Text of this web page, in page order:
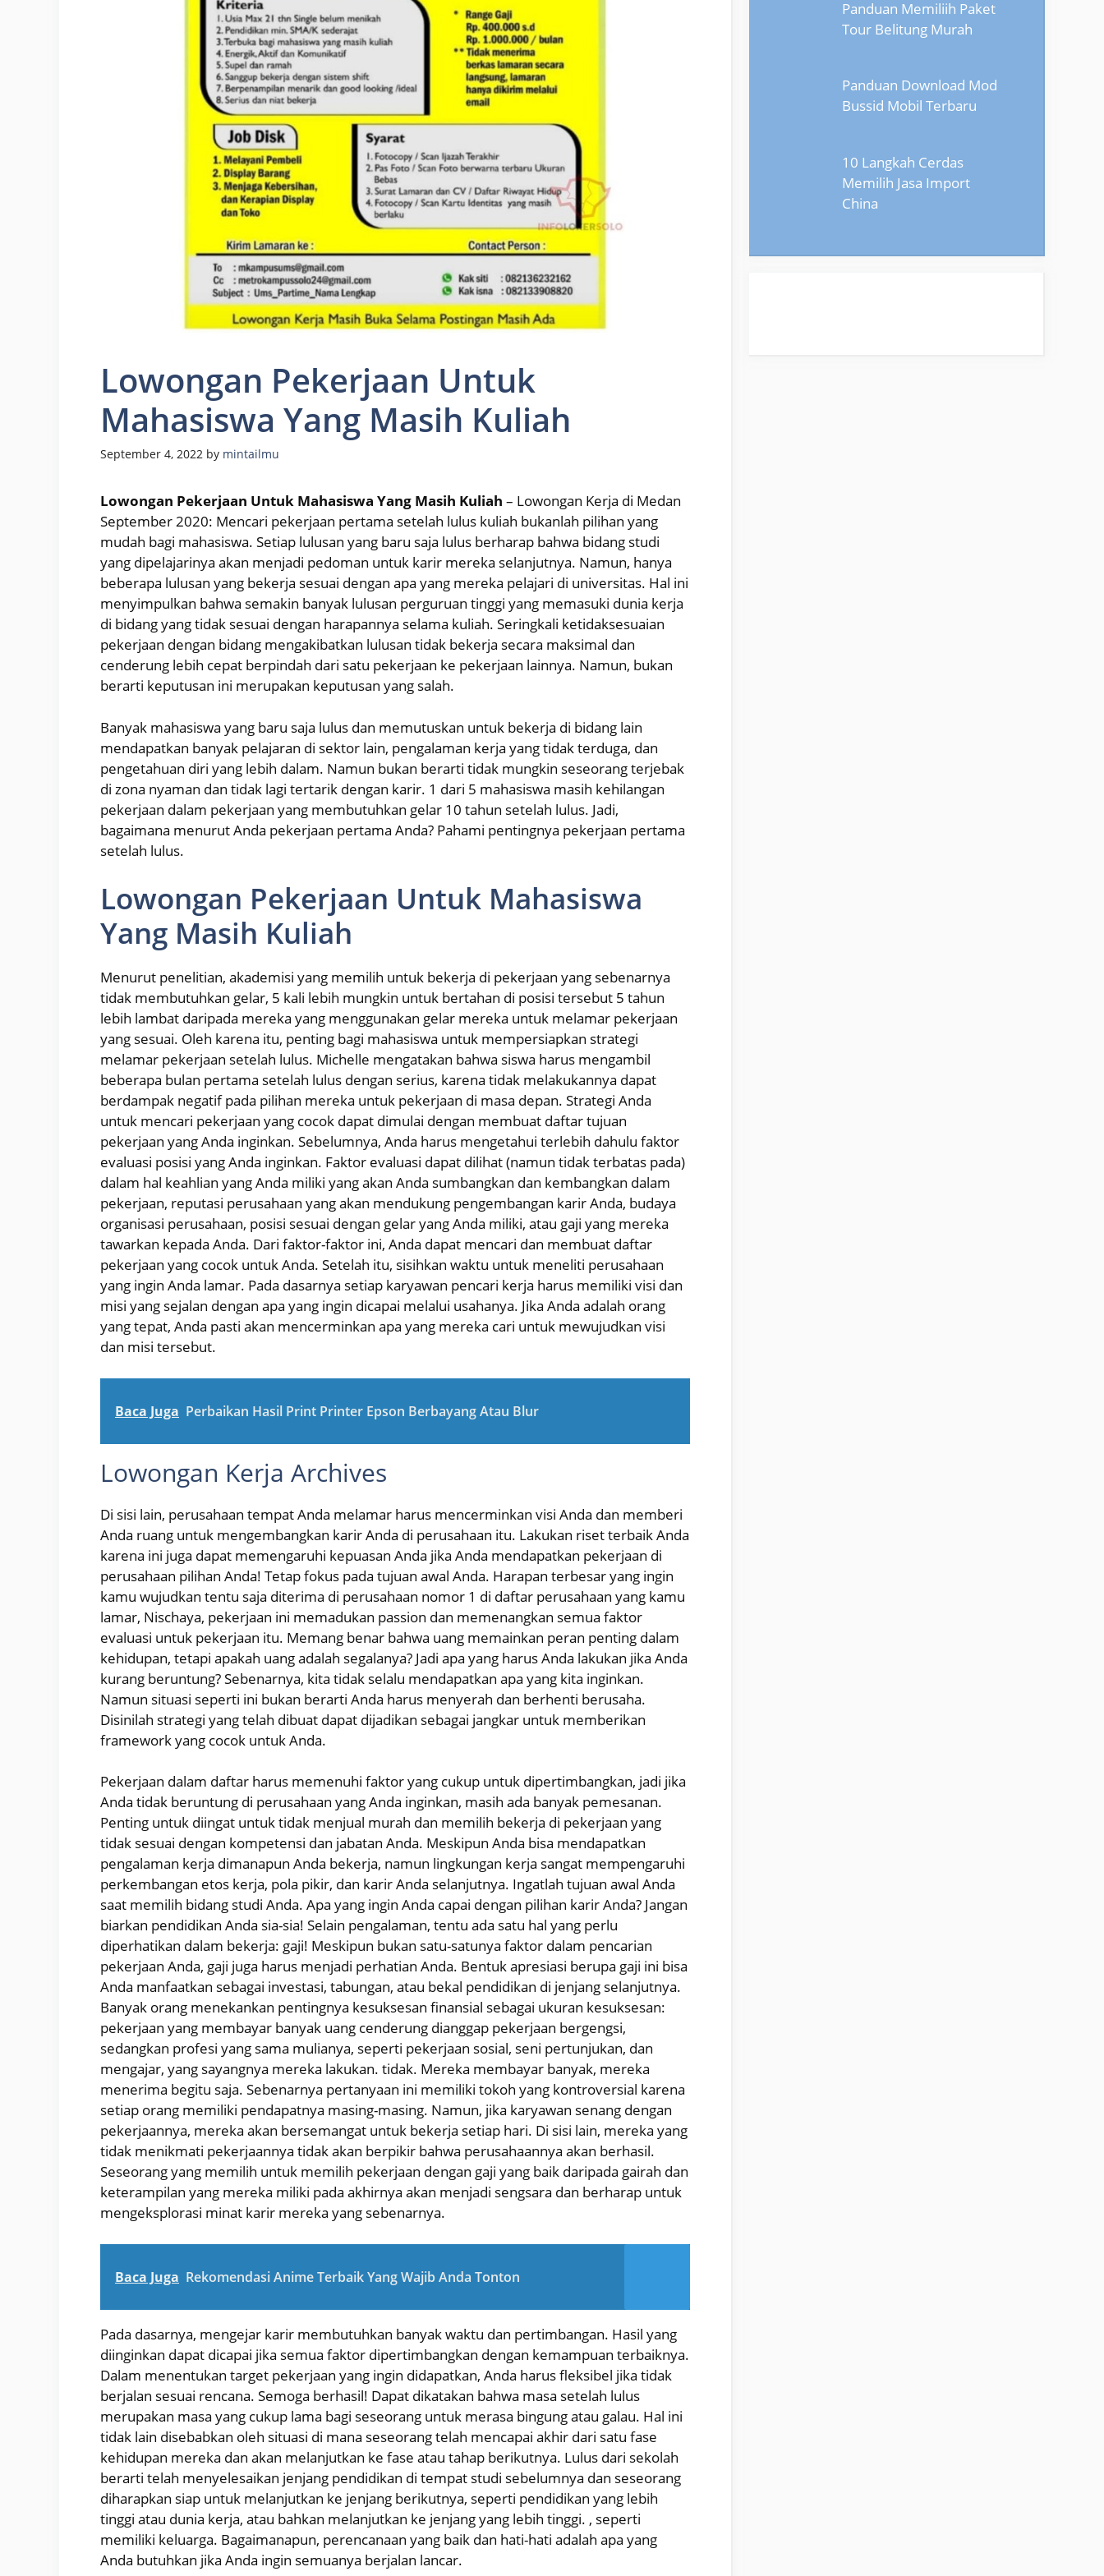
Lowongan Pekerjaan Untuk
Mahasiswa Yang Masih Kuliah
September 4, 2022 by mintailmu
Lowongan Pekerjaan Untuk Mahasiswa Yang Masih Kuliah – Lowongan Kerja di Medan
September 2020: Mencari pekerjaan pertama setelah lulus kuliah bukanlah pilihan yang
mudah bagi mahasiswa. Setiap lulusan yang baru saja lulus berharap bahwa bidang studi
yang dipelajarinya akan menjadi pedoman untuk karir mereka selanjutnya. Namun, hanya
beberapa lulusan yang bekerja sesuai dengan apa yang mereka pelajari di universitas. Hal ini
menyimpulkan bahwa semakin banyak lulusan perguruan tinggi yang memasuki dunia kerja
di bidang yang tidak sesuai dengan harapannya selama kuliah. Seringkali ketidaksesuaian
pekerjaan dengan bidang mengakibatkan lulusan tidak bekerja secara maksimal dan
cenderung lebih cepat berpindah dari satu pekerjaan ke pekerjaan lainnya. Namun, bukan
berarti keputusan ini merupakan keputusan yang salah.
Banyak mahasiswa yang baru saja lulus dan memutuskan untuk bekerja di bidang lain
mendapatkan banyak pelajaran di sektor lain, pengalaman kerja yang tidak terduga, dan
pengetahuan diri yang lebih dalam. Namun bukan berarti tidak mungkin seseorang terjebak
di zona nyaman dan tidak lagi tertarik dengan karir. 1 dari 5 mahasiswa masih kehilangan
pekerjaan dalam pekerjaan yang membutuhkan gelar 10 tahun setelah lulus. Jadi,
bagaimana menurut Anda pekerjaan pertama Anda? Pahami pentingnya pekerjaan pertama
setelah lulus.
Lowongan Pekerjaan Untuk Mahasiswa
Yang Masih Kuliah
Menurut penelitian, akademisi yang memilih untuk bekerja di pekerjaan yang sebenarnya
tidak membutuhkan gelar, 5 kali lebih mungkin untuk bertahan di posisi tersebut 5 tahun
lebih lambat daripada mereka yang menggunakan gelar mereka untuk melamar pekerjaan
yang sesuai. Oleh karena itu, penting bagi mahasiswa untuk mempersiapkan strategi
melamar pekerjaan setelah lulus. Michelle mengatakan bahwa siswa harus mengambil
beberapa bulan pertama setelah lulus dengan serius, karena tidak melakukannya dapat
berdampak negatif pada pilihan mereka untuk pekerjaan di masa depan. Strategi Anda
untuk mencari pekerjaan yang cocok dapat dimulai dengan membuat daftar tujuan
pekerjaan yang Anda inginkan. Sebelumnya, Anda harus mengetahui terlebih dahulu faktor
evaluasi posisi yang Anda inginkan. Faktor evaluasi dapat dilihat (namun tidak terbatas pada)
dalam hal keahlian yang Anda miliki yang akan Anda sumbangkan dan kembangkan dalam
pekerjaan, reputasi perusahaan yang akan mendukung pengembangan karir Anda, budaya
organisasi perusahaan, posisi sesuai dengan gelar yang Anda miliki, atau gaji yang mereka
tawarkan kepada Anda. Dari faktor-faktor ini, Anda dapat mencari dan membuat daftar
pekerjaan yang cocok untuk Anda. Setelah itu, sisihkan waktu untuk meneliti perusahaan
yang ingin Anda lamar. Pada dasarnya setiap karyawan pencari kerja harus memiliki visi dan
misi yang sejalan dengan apa yang ingin dicapai melalui usahanya. Jika Anda adalah orang
yang tepat, Anda pasti akan mencerminkan apa yang mereka cari untuk mewujudkan visi
dan misi tersebut.
Baca Juga Perbaikan Hasil Print Printer Epson Berbayang Atau Blur
Lowongan Kerja Archives
Di sisi lain, perusahaan tempat Anda melamar harus mencerminkan visi Anda dan memberi
Anda ruang untuk mengembangkan karir Anda di perusahaan itu. Lakukan riset terbaik Anda
karena ini juga dapat memengaruhi kepuasan Anda jika Anda mendapatkan pekerjaan di
perusahaan pilihan Anda! Tetap fokus pada tujuan awal Anda. Harapan terbesar yang ingin
kamu wujudkan tentu saja diterima di perusahaan nomor 1 di daftar perusahaan yang kamu
lamar, Nischaya, pekerjaan ini memadukan passion dan memenangkan semua faktor
evaluasi untuk pekerjaan itu. Memang benar bahwa uang memainkan peran penting dalam
kehidupan, tetapi apakah uang adalah segalanya? Jadi apa yang harus Anda lakukan jika Anda
kurang beruntung? Sebenarnya, kita tidak selalu mendapatkan apa yang kita inginkan.
Namun situasi seperti ini bukan berarti Anda harus menyerah dan berhenti berusaha.
Disinilah strategi yang telah dibuat dapat dijadikan sebagai jangkar untuk memberikan
framework yang cocok untuk Anda.
Pekerjaan dalam daftar harus memenuhi faktor yang cukup untuk dipertimbangkan, jadi jika
Anda tidak beruntung di perusahaan yang Anda inginkan, masih ada banyak pemesanan.
Penting untuk diingat untuk tidak menjual murah dan memilih bekerja di pekerjaan yang
tidak sesuai dengan kompetensi dan jabatan Anda. Meskipun Anda bisa mendapatkan
pengalaman kerja dimanapun Anda bekerja, namun lingkungan kerja sangat mempengaruhi
perkembangan etos kerja, pola pikir, dan karir Anda selanjutnya. Ingatlah tujuan awal Anda
saat memilih bidang studi Anda. Apa yang ingin Anda capai dengan pilihan karir Anda? Jangan
biarkan pendidikan Anda sia-sia! Selain pengalaman, tentu ada satu hal yang perlu
diperhatikan dalam bekerja: gaji! Meskipun bukan satu-satunya faktor dalam pencarian
pekerjaan Anda, gaji juga harus menjadi perhatian Anda. Bentuk apresiasi berupa gaji ini bisa
Anda manfaatkan sebagai investasi, tabungan, atau bekal pendidikan di jenjang selanjutnya.
Banyak orang menekankan pentingnya kesuksesan finansial sebagai ukuran kesuksesan:
pekerjaan yang membayar banyak uang cenderung dianggap pekerjaan bergengsi,
sedangkan profesi yang sama mulianya, seperti pekerjaan sosial, seni pertunjukan, dan
mengajar, yang sayangnya mereka lakukan. tidak. Mereka membayar banyak, mereka
menerima begitu saja. Sebenarnya pertanyaan ini memiliki tokoh yang kontroversial karena
setiap orang memiliki pendapatnya masing-masing. Namun, jika karyawan senang dengan
pekerjaannya, mereka akan bersemangat untuk bekerja setiap hari. Di sisi lain, mereka yang
tidak menikmati pekerjaannya tidak akan berpikir bahwa perusahaannya akan berhasil.
Seseorang yang memilih untuk memilih pekerjaan dengan gaji yang baik daripada gairah dan
keterampilan yang mereka miliki pada akhirnya akan menjadi sengsara dan berharap untuk
mengeksplorasi minat karir mereka yang sebenarnya.
Baca Juga Rekomendasi Anime Terbaik Yang Wajib Anda Tonton
Pada dasarnya, mengejar karir membutuhkan banyak waktu dan pertimbangan. Hasil yang
diinginkan dapat dicapai jika semua faktor dipertimbangkan dengan kemampuan terbaiknya.
Dalam menentukan target pekerjaan yang ingin didapatkan, Anda harus fleksibel jika tidak
berjalan sesuai rencana. Semoga berhasil! Dapat dikatakan bahwa masa setelah lulus
merupakan masa yang cukup lama bagi seseorang untuk merasa bingung atau galau. Hal ini
tidak lain disebabkan oleh situasi di mana seseorang telah mencapai akhir dari satu fase
kehidupan mereka dan akan melanjutkan ke fase atau tahap berikutnya. Lulus dari sekolah
berarti telah menyelesaikan jenjang pendidikan di tempat studi sebelumnya dan seseorang
diharapkan siap untuk melanjutkan ke jenjang berikutnya, seperti pendidikan yang lebih
tinggi atau dunia kerja, atau bahkan melanjutkan ke jenjang yang lebih tinggi. , seperti
memiliki keluarga. Bagaimanapun, perencanaan yang baik dan hati-hati adalah apa yang
Anda butuhkan jika Anda ingin semuanya berjalan lancar.
Panduan Memiliih Paket
Tour Belitung Murah
Panduan Download Mod
Bussid Mobil Terbaru
10 Langkah Cerdas
Memilih Jasa Import
China